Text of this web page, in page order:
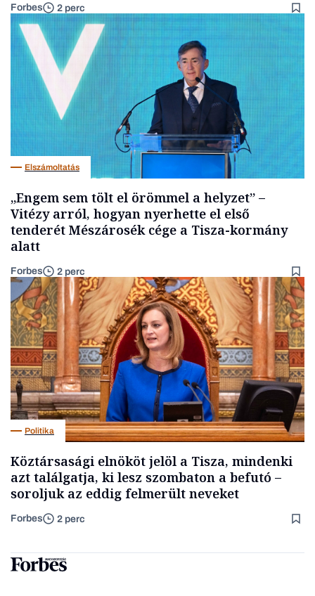
Forbes 2 perc
Elszámoltatás
„Engem sem tölt el örömmel a helyzet” –
Vitézy arról, hogyan nyerhette el első
tenderét Mészárosék cége a Tisza-kormány
alatt
Forbes 2 perc
Politika
Köztársasági elnököt jelöl a Tisza, mindenki
azt találgatja, ki lesz szombaton a befutó –
soroljuk az eddig felmerült neveket
Forbes 2 perc